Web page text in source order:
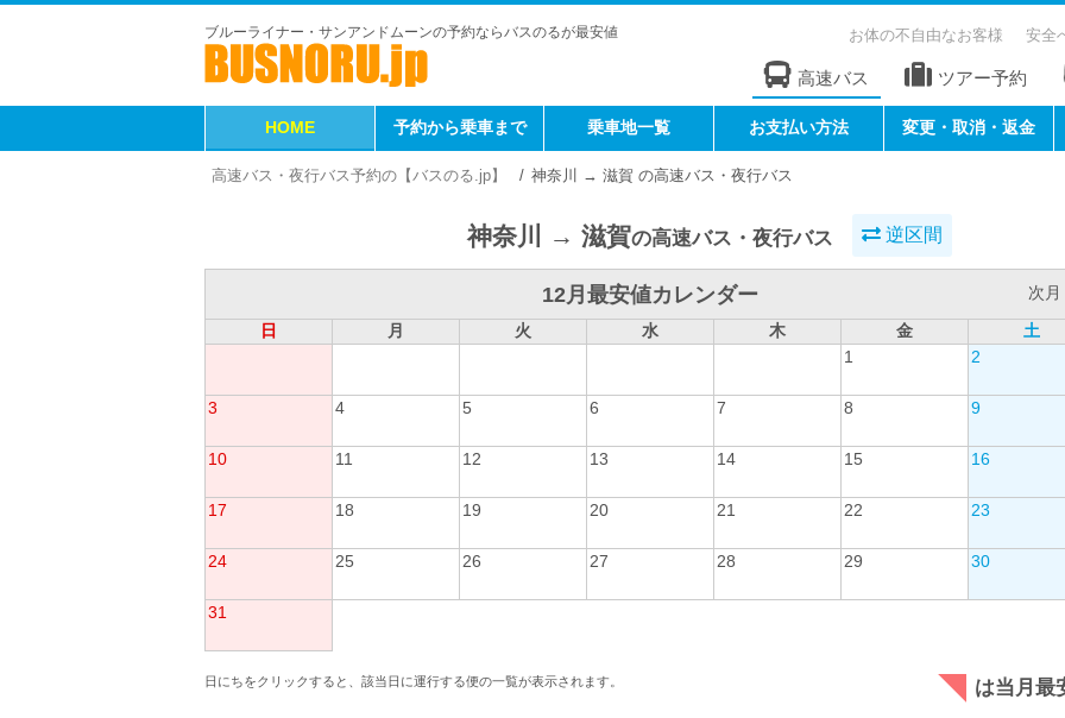
ブルーライナー・サンアンドムーンの予約ならバスのるが最安値 お体の不自由なお客様 安全
高速バス ツアー予約
HOME 予約から乗車まで 乗車地一覧 お支払い方法 変更・取消・返金
高速バス・夜行バス予約の【バスのる.jp】 神奈川 → 滋賀 の高速バス・夜行バス
神奈川 → 滋賀の高速バス・夜行バス 逆区間
12月最安値カレンダー
次月
日
月 火 水 木 金
土
1
2
3 4 5 6 7 8 9
10 11 12 13 14 15 16
17 18 19 20 21 22 23
24 25 26 27 28 29 30
31
日にちをクリックすると、該当日に運行する便の一覧が表示されます。 は当月最